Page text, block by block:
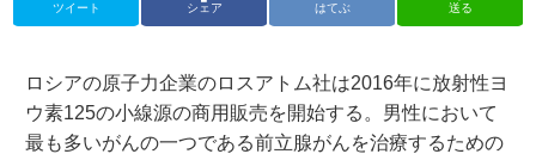
ツイート シェア はてぶ 送る
ロシアの原子力企業のロスアトム社は2016年に放射性ヨ
ウ素125の小線源の商用販売を開始する。男性において
最も多いがんの一つである前立腺がんを治療するための